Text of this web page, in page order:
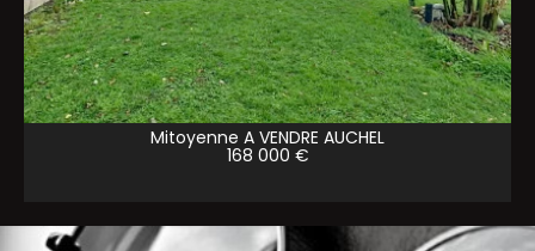
Mitoyenne A VENDRE AUCHEL
168 000 €